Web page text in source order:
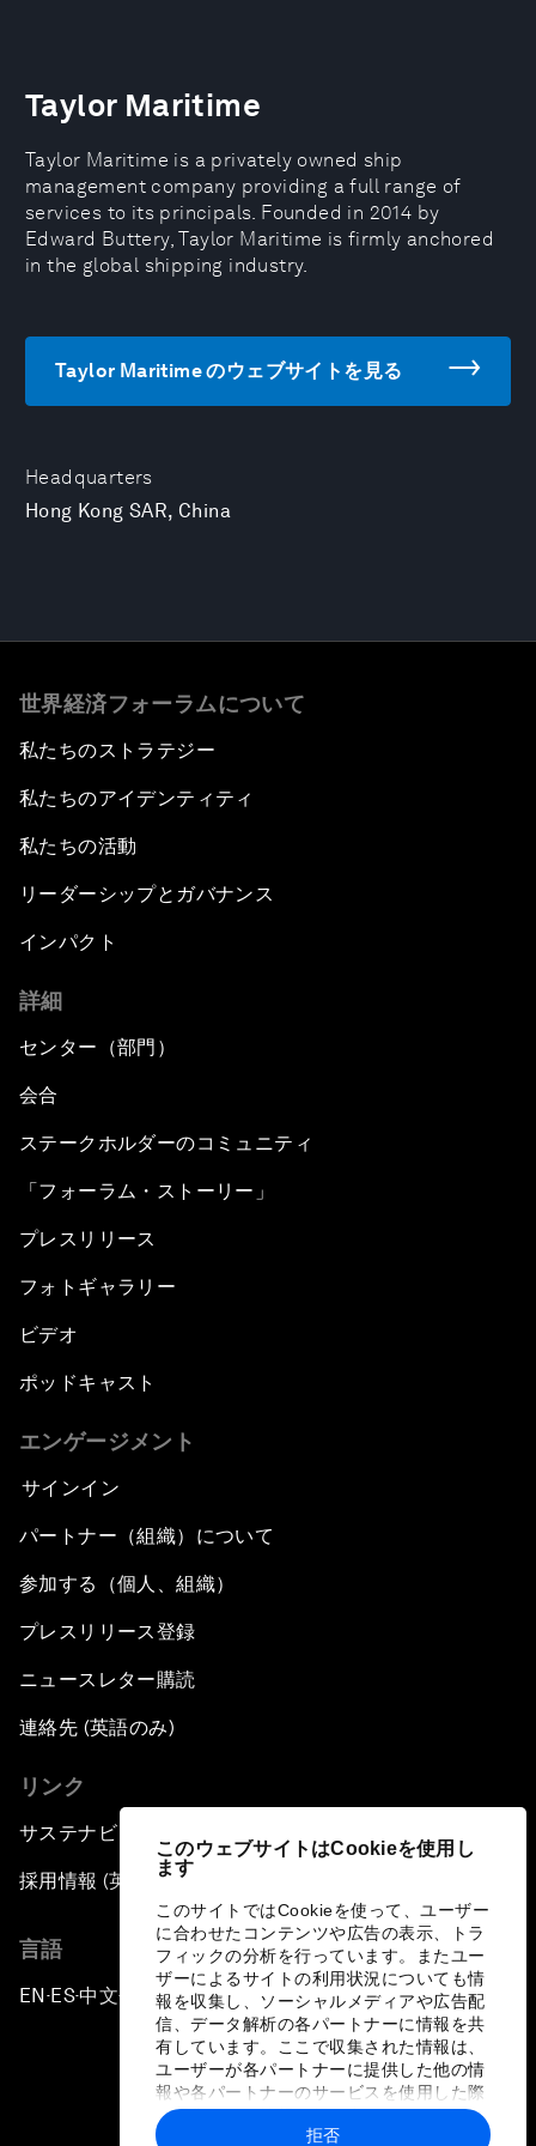
このウェブサイトはCookieを使用し
ます
このサイトではCookieを使って、ユーザー
に合わせたコンテンツや広告の表示、トラ
フィックの分析を行っています。またユー
ザーによるサイトの利用状況についても情
報を収集し、ソーシャルメディアや広告配
信、データ解析の各パートナーに情報を共
有しています。ここで収集された情報は、
ユーザーが各パートナーに提供した他の情
報や各パートナーのサービスを使用した際
に収集された情報と組み合わされ、各パー
トナーによって使用されることがありま
拒否
Headquarters
Hong Kong SAR, China
Taylor Maritime
Taylor Maritime is a privately owned ship
management company providing a full range of
services to its principals. Founded in 2014 by
Edward Buttery, Taylor Maritime is firmly anchored
in the global shipping industry.
Taylor Maritime のウェブサイトを見る
世界経済フォーラムについて
私たちのストラテジー
私たちのアイデンティティ
私たちの活動
リーダーシップとガバナンス
インパクト
詳細
センター（部門）
会合
ステークホルダーのコミュニティ
「フォーラム・ストーリー」
プレスリリース
フォトギャラリー
ビデオ
ポッドキャスト
エンゲージメント
サインイン
パートナー（組織）について
参加する（個人、組織）
プレスリリース登録
ニュースレター購読
連絡先 (英語のみ)
リンク
サステナビリティへの取り組み
採用情報 (英語のみ)
言語
EN ▪ES▪中文▪ 日本語